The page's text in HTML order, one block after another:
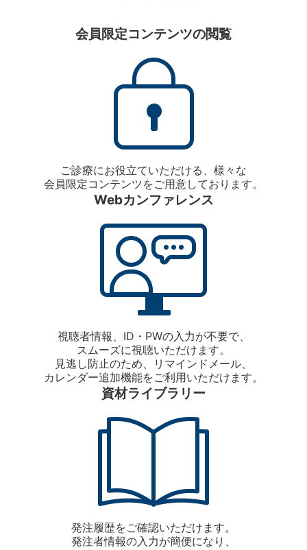
会員限定コンテンツの閲覧
ご診療にお役立ていただける、様々な
会員限定コンテンツをご用意しております。
Webカンファレンス
視聴者情報、ID・PWの入力が不要で、
スムーズに視聴いただけます。
見逃し防止のため、リマインドメール、
カレンダー追加機能をご利用いただけます。
資材ライブラリー
発注履歴をご確認いただけます。
発注者情報の入力が簡便になり、